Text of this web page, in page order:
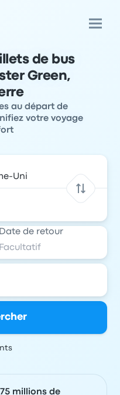
de bus
Green,
au départ de
votre voyage
Date de retour
millions de